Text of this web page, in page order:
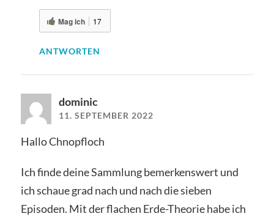
Mag ich 17
ANTWORTEN
dominic
11. SEPTEMBER 2022
Hallo Chnopfloch
Ich finde deine Sammlung bemerkenswert und
ich schaue grad nach und nach die sieben
Episoden. Mit der flachen Erde-Theorie habe ich